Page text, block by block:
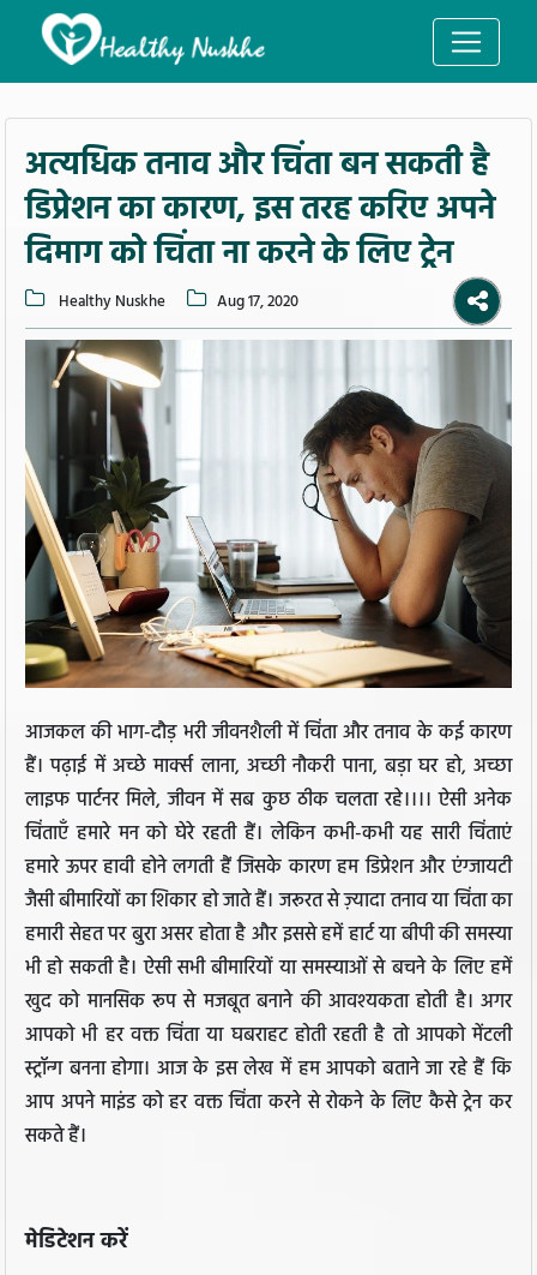
अत्यधिक तनाव और चिंता बन सकती है
डिप्रेशन का कारण, इस तरह करिए अपने
दिमाग को चिंता ना करने के लिए ट्रेन
Healthy Nuskhe Aug 17, 2020
आजकल की भाग-दौड़ भरी जीवनशैली में चिंता और तनाव के कई कारण
हैं। पढ़ाई में अच्छे मार्क्स लाना, अच्छी नौकरी पाना, बड़ा घर हो, अच्छा
लाइफ पार्टनर मिले, जीवन में सब कुछ ठीक चलता रहे।।।। ऐसी अनेक
चिंताएँ हमारे मन को घेरे रहती हैं। लेकिन कभी-कभी यह सारी चिंताएं
हमारे ऊपर हावी होने लगती हैं जिसके कारण हम डिप्रेशन और एंग्जायटी
जैसी बीमारियों का शिकार हो जाते हैं। जरूरत से ज़्यादा तनाव या चिंता का
हमारी सेहत पर बुरा असर होता है और इससे हमें हार्ट या बीपी की समस्या
भी हो सकती है। ऐसी सभी बीमारियों या समस्याओं से बचने के लिए हमें
खुद को मानसिक रूप से मजबूत बनाने की आवश्यकता होती है। अगर
आपको भी हर वक्त चिंता या घबराहट होती रहती है तो आपको मेंटली
स्ट्रॉन्ग बनना होगा। आज के इस लेख में हम आपको बताने जा रहे हैं कि
आप अपने माइंड को हर वक्त चिंता करने से रोकने के लिए कैसे ट्रेन कर
सकते हैं।
मेडिटेशन करें